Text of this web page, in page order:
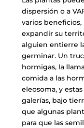
dispersión o a
varios
expandir su
alguien entierre
germinar. Un
hormigas, la
comida a las
eleosoma, y
galerías, bajo
que algunas
para que las